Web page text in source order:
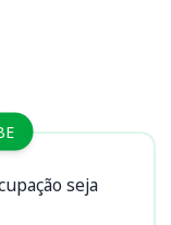
seja